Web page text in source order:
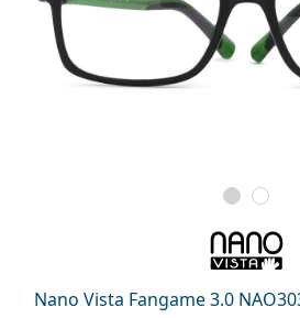
Nano Vista Fangame 3.0